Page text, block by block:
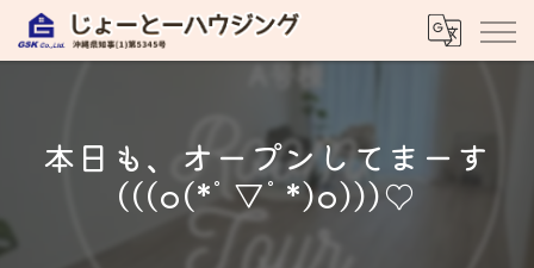
本日も、オープンしてまーす
(((o(*ﾟ▽ﾟ*)o)))♡